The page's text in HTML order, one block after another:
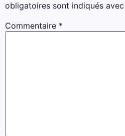
obligatoires sont indiqués avec
Commentaire *